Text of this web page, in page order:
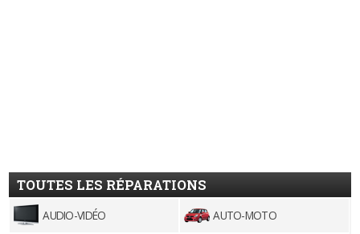
TOUTES LES RÉPARATIONS
AUDIO-VIDÉO AUTO-MOTO